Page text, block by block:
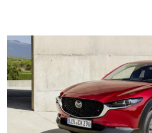
יהנו מתהליך מכירה מהיר ופשוט,